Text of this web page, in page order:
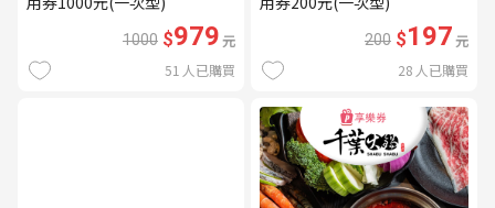
1000 $979元
51 人已購買
200 $197元
28 人已購買